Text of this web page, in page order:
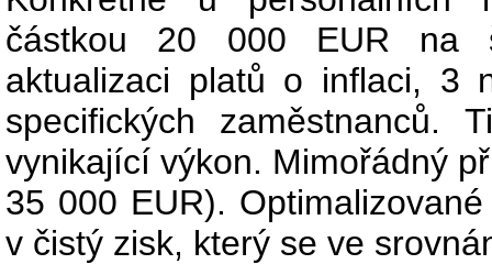
částkou 20 000 EUR na
aktualizaci platů o inflaci, 3
specifických
vynikající výkon. Mimořádný
35 000 EUR).
v čistý zisk, který se ve